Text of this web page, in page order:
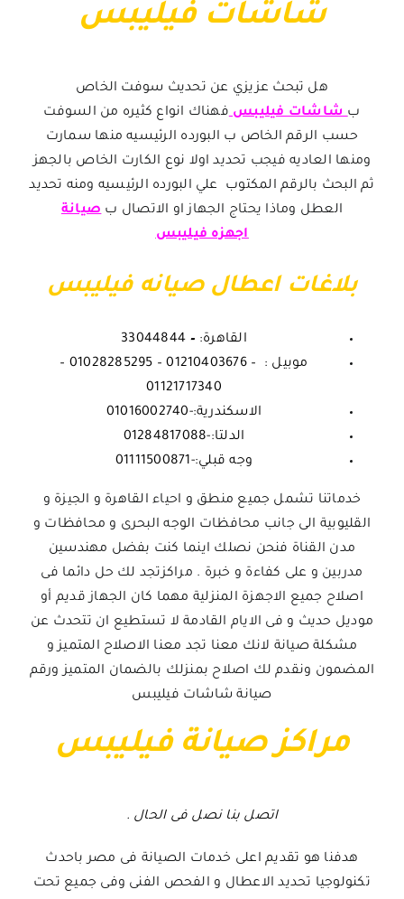
شاشات فيليبس
هل تبحث عزيزي عن تحديث سوفت الخاص
بشاشات فيليبسفهناك انواع كثيره من السوفت
حسب الرقم الخاص ب البورده الرئيسيه منها سمارت
ومنها العاديه فيجب تحديد اولا نوع الكارت الخاص بالجهز
ثم البحث بالرقم المكتوب علي البورده الرئيسيه ومنه تحديد
العطل وماذا يحتاج الجهاز او الاتصال بصيانة
اجهزه فيليبس
بلاغات اعطال صيانه فيليبس
القاهرة: –
33044844
موبيل : – 01210403676 – 01028285295 –
01121717340
الاسكندرية:-01016002740
الدلتا:-01284817088
وجه قبلي:-01111500871
خدماتنا تشمل جميع منطق و احياء القاهرة و الجيزة و
القليوبية الى جانب محافظات الوجه البحرى و محافظات و
مدن القناة فنحن نصلك اينما كنت بفضل مهندسين
مدربين و على كفاءة و خبرة . مراكزتجد لك حل دائما فى
اصلاح جميع الاجهزة المنزلية مهما كان الجهاز قديم أو
موديل حديث و فى الايام القادمة لا تستطيع ان تتحدث عن
مشكلة صيانة لانك معنا تجد معنا الاصلاح المتميز و
المضمون ونقدم لك اصلاح بمنزلك بالضمان المتميز ورقم
صيانة شاشات فيليبس
مراكز صيانة فيليبس
اتصل بنا نصل فى الحال .
هدفنا هو تقديم اعلى خدمات الصيانة فى مصر باحدث
تكنولوجيا تحديد الاعطال و الفحص الفنى وفى جميع تحت